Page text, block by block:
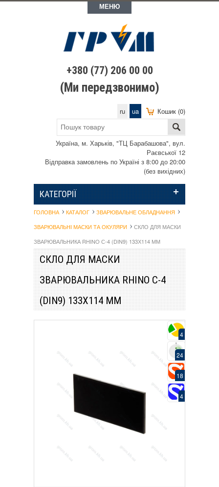
МЕНЮ
+380 (77) 206 00 00
(Ми передзвонимо)
Кошик (0)
ru ua
Україна, м. Харьків, "ТЦ Барабашова", вул.
Раєвської 12
Відправка замовлень по Україні з 8:00 до 20:00
(без вихідних)
КАТЕГОРІЇ
ГОЛОВНА КАТАЛОГ
ЗВАРЮВАЛЬНЕ ОБЛАДНАННЯ
ЗВАРЮВАЛЬНІ МАСКИ ТА ОКУЛЯРИ
СКЛО ДЛЯ МАСКИ
ЗВАРЮВАЛЬНИКА RHINO С-4 (DIN9) 133Х114 ММ
СКЛО ДЛЯ МАСКИ
ЗВАРЮВАЛЬНИКА RHINO С-4
(DIN9) 133Х114 ММ
4
24
18
4